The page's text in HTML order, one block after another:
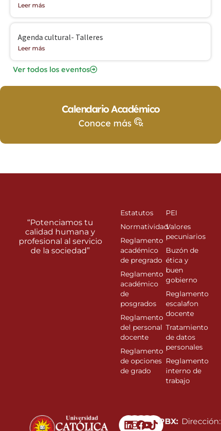
Leer más
Agenda cultural- Talleres
Leer más
Ver todos los eventos
Calendario Académico
Conoce más
Linkedin
Instagram
Facebook
Youtube
PBX: Dirección:
“Potenciamos tu
calidad humana y
profesional al servicio
de la sociedad”
Estatutos
Normatividad
Reglamento
académico
de pregrado
Reglamento
académico
de
posgrados
Reglamento
del personal
docente
Reglamento
de opciones
de grado
PEI
Valores
pecuniarios
Buzón de
ética y
buen
gobierno
Reglamento
escalafon
docente
Tratamiento
de datos
personales
Reglamento
interno de
trabajo